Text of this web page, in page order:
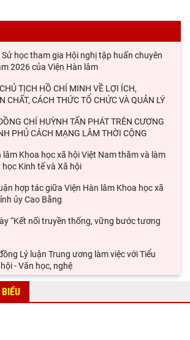
học tham gia Hội nghị tập huấn chuyên
2026 của Viện Hàn lâm
TỊCH HỒ CHÍ MINH VỀ LỢI ÍCH,
CHẤT, CÁCH THỨC TỔ CHỨC VÀ QUẢN LÝ
CHÍ HUỲNH TẤN PHÁT TRÊN CƯƠNG
PHỦ CÁCH MẠNG LÂM THỜI CỘNG
lâm Khoa học xã hội Việt Nam thăm và làm
Kinh tế và Xã hội
hợp tác giữa Viện Hàn lâm Khoa học xã
ủy Cao Bằng
“Kết nối truyền thống, vững bước tương
Lý luận Trung ương làm việc với Tiểu
- Văn học, nghệ
Khoa học xã hội Việt Nam tổ chức Hội